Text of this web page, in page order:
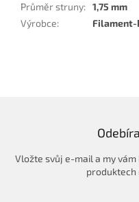
Průměr struny: 1,75 mm
Výrobce: Filament-
Vložte svůj e-mail a my
produktech